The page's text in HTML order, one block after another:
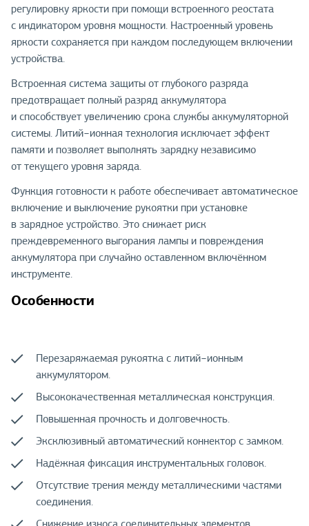
регулировку яркости при помощи встроенного реостата
с индикатором уровня мощности. Настроенный уровень
яркости сохраняется при каждом последующем включении
устройства.
Встроенная система защиты от глубокого разряда
предотвращает полный разряд аккумулятора
и способствует увеличению срока службы аккумуляторной
системы. Литий−ионная технология исключает эффект
памяти и позволяет выполнять зарядку независимо
от текущего уровня заряда.
Функция готовности к работе обеспечивает автоматическое
включение и выключение рукоятки при установке
в зарядное устройство. Это снижает риск
преждевременного выгорания лампы и повреждения
аккумулятора при случайно оставленном включённом
инструменте.
Особенности
Перезаряжаемая рукоятка с литий−ионным
аккумулятором.
Высококачественная металлическая конструкция.
Повышенная прочность и долговечность.
Эксклюзивный автоматический коннектор с замком.
Надёжная фиксация инструментальных головок.
Отсутствие трения между металлическими частями
соединения.